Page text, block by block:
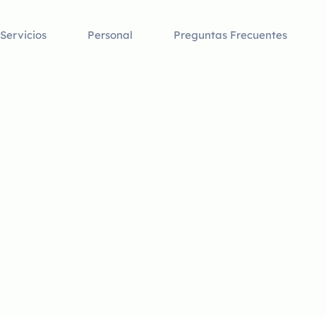
Servicios Personal Preguntas Frecuentes